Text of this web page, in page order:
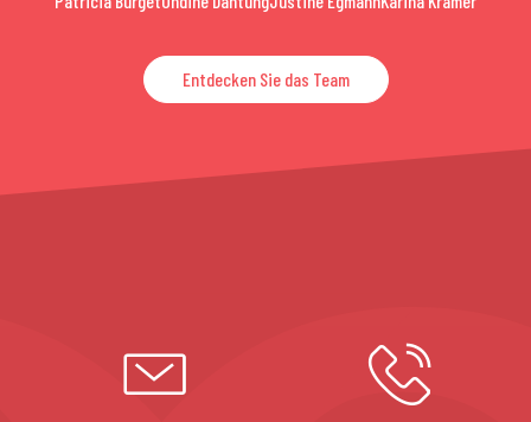
Entdecken Sie das Team